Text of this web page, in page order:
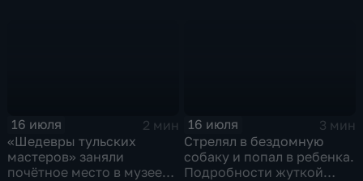
16 июля
2 мин
«Шедевры тульских
мастеров» заняли
почётное место в музее
16 июля
3 мин
Стрелял в бездомную
собаку и попал в ребенка.
Подробности жуткой